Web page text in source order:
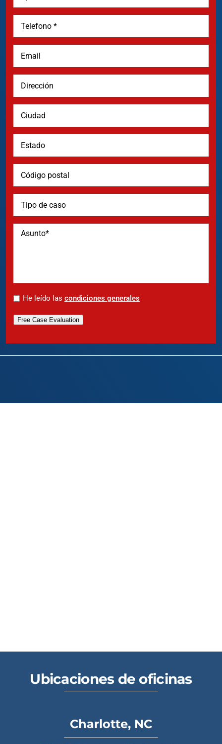
* He leído las condiciones generales
Free Case Evaluation
Ubicaciones de oficinas
Charlotte, NC